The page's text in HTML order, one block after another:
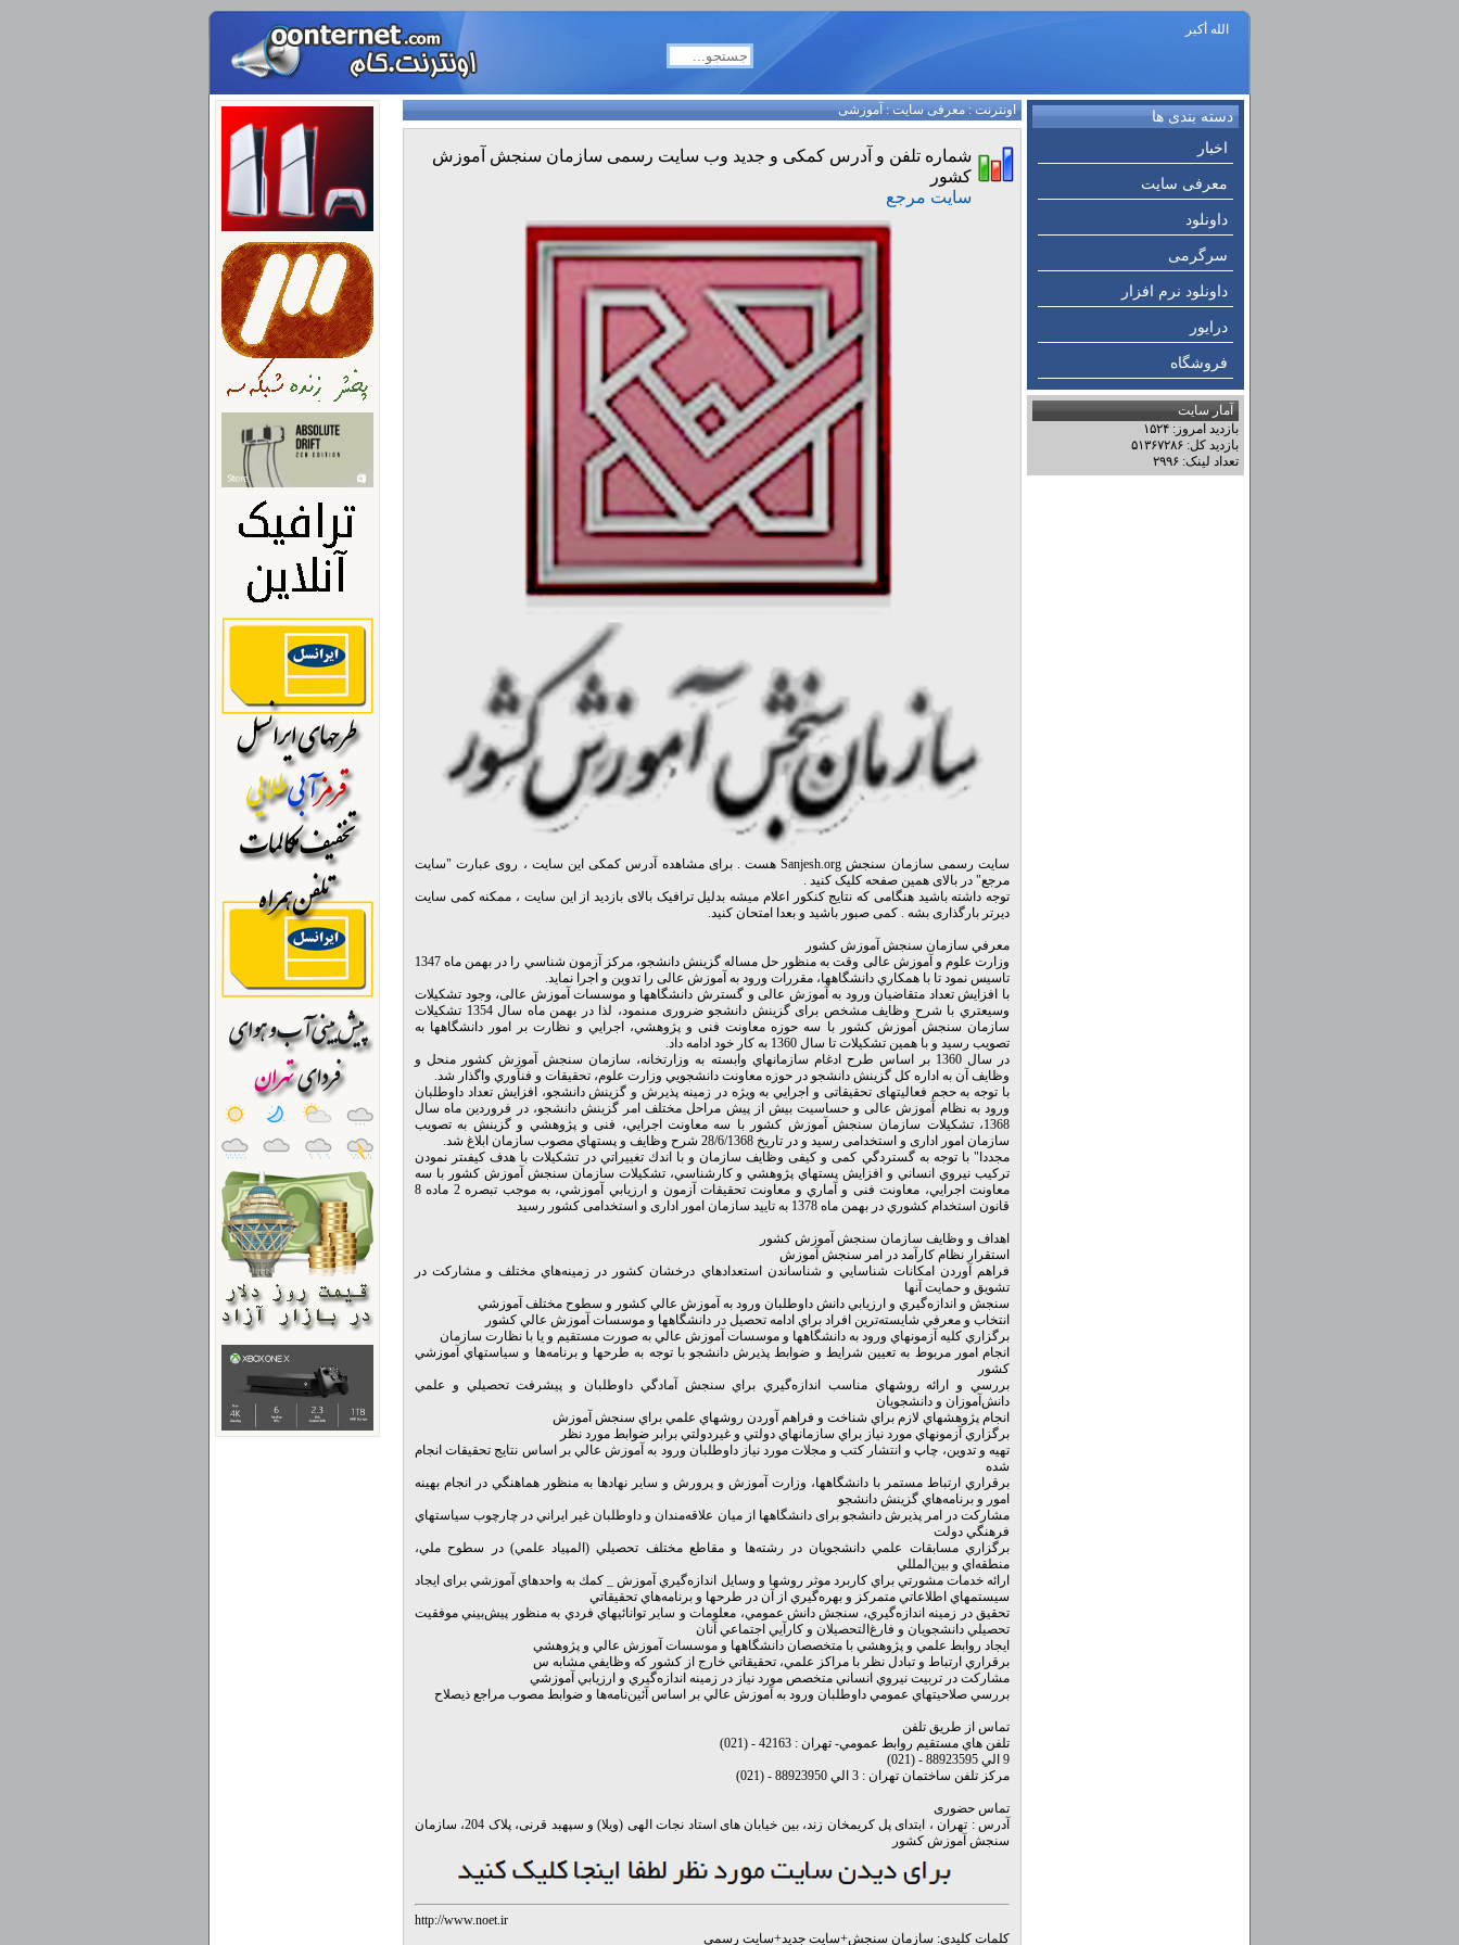
الله أكبر
دسته بندی ها
اخبار
معرفی سایت
داونلود
سرگرمی
داونلود نرم افزار
درایور
فروشگاه
آمار سایت
بازدید امروز: ۱۵۲۴
بازدید کل: ۵۱۳۶۷۲۸۶
تعداد لینک: ۲۹۹۶
اونترنت:معرفی سایت:آموزشی
شماره تلفن و آدرس کمکی و جدید وب سایت رسمی سازمان سنجش آموزش
کشور
سایت مرجع
سایت رسمی سازمان سنجش Sanjesh.org هست . برای مشاهده آدرس کمکی این سایت ، روی عبارت "سایت
مرجع" در بالای همین صفحه کلیک کنید .
توجه داشته باشید هنگامی که نتایج کنکور اعلام میشه بدلیل ترافیک بالای بازدید از این سایت ، ممکنه کمی سایت
دیرتر بارگذاری بشه . کمی صبور باشید و بعدا امتحان کنید.
معرفي سازمان سنجش آموزش کشور
وزارت علوم و آموزش عالى وقت به منظور حل مساله گزينش دانشجو، مركز آزمون شناسي را در بهمن ماه 1347
تاسيس نمود تا با همكاري دانشگاهها، مقررات ورود به آموزش عالى را تدوين و اجرا نمايد.
با افزايش تعداد متقاضيان ورود به آموزش عالى و گسترش دانشگاهها و موسسات آموزش عالى، وجود تشكيلات
وسيعتري با شرح وظايف مشخص براى گزينش دانشجو ضرورى مىنمود، لذا در بهمن ماه سال 1354 تشكيلات
سازمان سنجش آموزش كشور با سه حوزه معاونت فنى و پژوهشي، اجرايي و نظارت بر امور دانشگاهها به
تصويب رسيد و با همين تشكيلات تا سال 1360 به كار خود ادامه داد.
در سال 1360 بر اساس طرح ادغام سازمانهاي وابسته به وزارتخانه، سازمان سنجش آموزش كشور منحل و
وظايف آن به اداره كل گزينش دانشجو در حوزه معاونت دانشجويي وزارت علوم، تحقيقات و فنآوري واگذار شد.
با توجه به حجم فعاليتهاى تحقيقاتى و اجرايي به ويژه در زمينه پذيرش و گزينش دانشجو، افزايش تعداد داوطلبان
ورود به نظام آموزش عالى و حساسيت بيش از پيش مراحل مختلف امر گزينش دانشجو، در فروردين ماه سال
1368، تشكيلات سازمان سنجش آموزش كشور با سه معاونت اجرايي، فنى و پژوهشي و گزينش به تصويب
سازمان امور ادارى و استخدامى رسيد و در تاريخ 28/6/1368 شرح وظايف و پستهاي مصوب سازمان ابلاغ شد.
مجددا" با توجه به گستردگي كمى و كيفى وظايف سازمان و با اندك تغييراتي در تشكيلات با هدف كيفىتر نمودن
تركيب نيروي انساني و افزايش پستهاي پژوهشي و كارشناسي، تشكيلات سازمان سنجش آموزش كشور با سه
معاونت اجرايي، معاونت فنى و آماري و معاونت تحقيقات آزمون و ارزيابي آموزشي، به موجب تبصره 2 ماده 8
قانون استخدام كشوري در بهمن ماه 1378 به تاييد سازمان امور ادارى و استخدامى كشور رسيد
اهداف و وظايف سازمان سنجش آموزش کشور
استقرار نظام كارآمد در امر سنجش آموزش
فراهم آوردن امكانات شناسايي و شناساندن استعدادهاي درخشان كشور در زمينه‌هاي مختلف و مشاركت در
تشويق و حمايت آنها
سنجش و اندازه‌گيري و ارزيابي دانش داوطلبان ورود به آموزش عالي كشور و سطوح مختلف آموزشي
انتخاب و معرفي شايسته‌ترين افراد براي ادامه تحصيل در دانشگاهها و موسسات آموزش عالي كشور
برگزاري كليه آزمونهاي ورود به دانشگاهها و موسسات آموزش عالي به صورت مستقيم و يا با نظارت سازمان
انجام امور مربوط به تعيين شرايط و ضوابط پذيرش دانشجو با توجه به طرحها و برنامه‌ها و سياستهاي آموزشي
كشور
بررسي و ارائه روشهاي مناسب اندازه‌گيري براي سنجش آمادگي داوطلبان و پيشرفت تحصيلي و علمي
دانش‌آموزان و دانشجويان
انجام پژوهشهاي لازم براي شناخت و فراهم آوردن روشهاي علمي براي سنجش آموزش
برگزاري آزمونهاي مورد نياز براي سازمانهاي دولتي و غيردولتي برابر ضوابط مورد نظر
تهيه و تدوين، چاپ و انتشار كتب و مجلات مورد نياز داوطلبان ورود به آموزش عالي بر اساس نتايج تحقيقات انجام
شده
برقراري ارتباط مستمر با دانشگاهها، وزارت آموزش و پرورش و ساير نهادها به منظور هماهنگي در انجام بهينه
امور و برنامه‌هاي گزينش دانشجو
مشاركت در امر پذيرش دانشجو براى دانشگاهها از ميان علاقه‌مندان و داوطلبان غير ايراني در چارچوب سياستهاي
فرهنگي دولت
برگزاري مسابقات علمي دانشجويان در رشته‌ها و مقاطع مختلف تحصيلي (المپياد علمي) در سطوح ملي،
منطقه‌اي و بين‌المللي
ارائه خدمات مشورتي براي كاربرد موثر روشها و وسايل اندازه‌گيري آموزش _ كمك به واحدهاي آموزشي براى ايجاد
سيستمهاي اطلاعاتي متمركز و بهره‌گيري از آن در طرحها و برنامه‌هاي تحقيقاتي
تحقيق در زمينه اندازه‌گيري، سنجش دانش عمومي، معلومات و ساير توانائيهاي فردي به منظور پيش‌بيني موفقيت
تحصيلي دانشجويان و فارغ‌التحصيلان و كارآيي اجتماعي آنان
ايجاد روابط علمي و پژوهشي با متخصصان دانشگاهها و موسسات آموزش عالي و پژوهشي
برقراري ارتباط و تبادل نظر با مراكز علمي، تحقيقاتي خارج از كشور كه وظايفي مشابه س
مشاركت در تربيت نيروي انساني متخصص مورد نياز در زمينه اندازه‌گيري و ارزيابي آموزشي
بررسي صلاحيتهاي عمومي داوطلبان ورود به آموزش عالي بر اساس آئين‌نامه‌ها و ضوابط مصوب مراجع ذيصلاح
تماس از طريق تلفن
تلفن هاي مستقيم روابط عمومي- تهران : 42163 - (021)
9 الي 88923595 - (021)
مرکز تلفن ساختمان تهران : 3 الي 88923950 - (021)
تماس حضوری
آدرس : تهران ، ابتدای پل کریمخان زند، بین خیابان های استاد نجات الهی (ویلا) و سپهبد قرنی، پلاک 204، سازمان
سنجش آموزش کشور
http://www.noet.ir
کلمات کلیدی: سازمان سنجش+سایت جدید+سایت رسمی